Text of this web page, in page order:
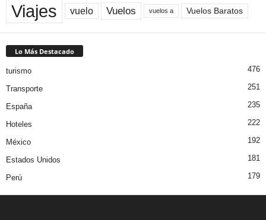
Viajes vuelo Vuelos vuelos a Vuelos Baratos
Lo Más Destacado
turismo 476
Transporte 251
España 235
Hoteles 222
México 192
Estados Unidos 181
Perú 179